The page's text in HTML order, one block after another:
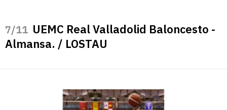
/11 UEMC Real Valladolid Baloncesto -
Almansa. / LOSTAU